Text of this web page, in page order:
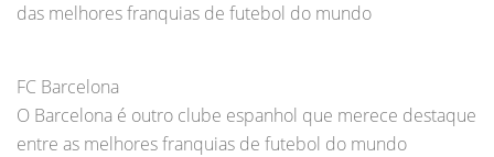
das melhores franquias de futebol do mundo
FC Barcelona
O Barcelona é outro clube espanhol que merece destaque
entre as melhores franquias de futebol do mundo